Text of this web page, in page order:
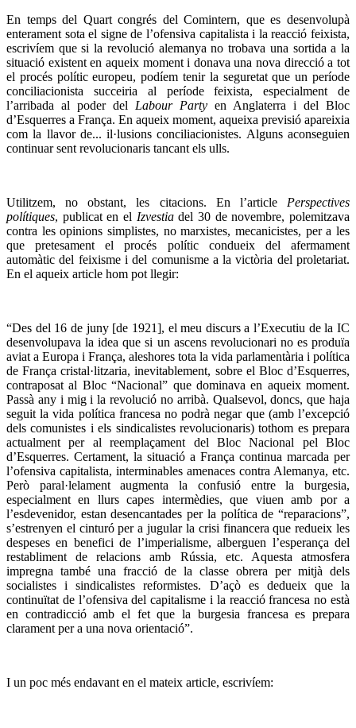
En temps del Quart congrés del Comintern, que es desenvolupà
enterament sota el signe de l’ofensiva capitalista i la reacció feixista,
escrivíem que si la revolució alemanya no trobava una sortida a la
situació existent en aqueix moment i donava una nova direcció a tot
el procés polític europeu, podíem tenir la seguretat que un període
conciliacionista succeiria al període feixista, especialment de
l’arribada al poder del Labour Party en Anglaterra i del Bloc
d’Esquerres a França. En aqueix moment, aqueixa previsió apareixia
com la llavor de... il·lusions conciliacionistes. Alguns aconseguien
continuar sent revolucionaris tancant els ulls.
Utilitzem, no obstant, les citacions. En l’article Perspectives
polítiques, publicat en el Izvestiadel 30 de novembre, polemitzava
contra les opinions simplistes, no marxistes, mecanicistes, per a les
que pretesament el procés polític condueix del afermament
automàtic del feixisme i del comunisme a la victòria del proletariat.
En el aqueix article hom pot llegir:
“Des del 16 de juny [de 1921], el meu discurs a l’Executiu de la IC
desenvolupava la idea que si un ascens revolucionari no es produïa
aviat a Europa i França, aleshores tota la vida parlamentària i política
de França cristal·litzaria, inevitablement, sobre el Bloc d’Esquerres,
contraposat al Bloc “Nacional” que dominava en aqueix moment.
Passà any i mig i la revolució no arribà. Qualsevol, doncs, que haja
seguit la vida política francesa no podrà negar que (amb l’excepció
dels comunistes i els sindicalistes revolucionaris) tothom es prepara
actualment per al reemplaçament del Bloc Nacional pel Bloc
d’Esquerres. Certament, la situació a França continua marcada per
l’ofensiva capitalista, interminables amenaces contra Alemanya, etc.
Però paral·lelament augmenta la confusió entre la burgesia,
especialment en llurs capes intermèdies, que viuen amb por a
l’esdevenidor, estan desencantades per la política de “reparacions”,
s’estrenyen el cinturó per a jugular la crisi financera que redueix les
despeses en benefici de l’imperialisme, alberguen l’esperança del
restabliment de relacions amb Rússia, etc. Aquesta atmosfera
impregna també una fracció de la classe obrera per mitjà dels
socialistes i sindicalistes reformistes. D’açò es dedueix que la
continuïtat de l’ofensiva del capitalisme i la reacció francesa no està
en contradicció amb el fet que la burgesia francesa es prepara
clarament per a una nova orientació”.
I un poc més endavant en el mateix article, escrivíem: